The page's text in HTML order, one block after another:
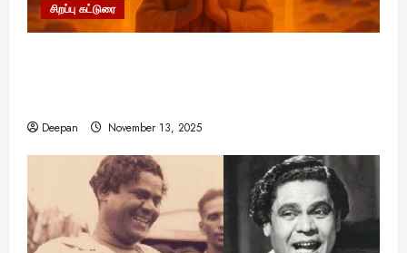
சிறப்பு கட்டுரை
Deepan November 13, 2025